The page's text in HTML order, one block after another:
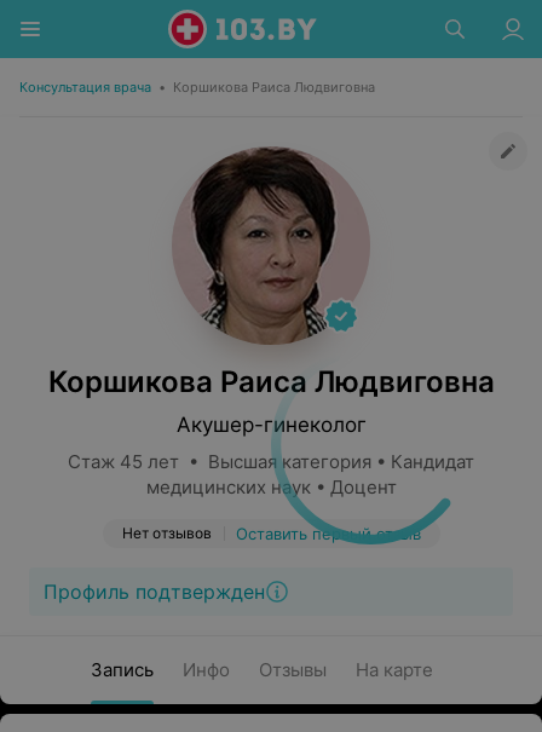
Консультация врача • Коршикова Раиса Людвиговна
Коршикова Раиса Людвиговна
Акушер-гинеколог
Стаж 45 лет • Высшая категория • Кандидат
медицинских наук • Доцент
Нет отзывов Оставить первый отзыв
Профиль подтвержден
Запись Инфо Отзывы На карте